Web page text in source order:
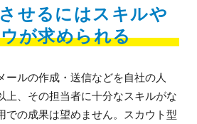
せるにはスキルや
が求められる
ールの作成・送信などを自社の人
上、その担当者に十分なスキルがな
での成果は望めません。スカウト型